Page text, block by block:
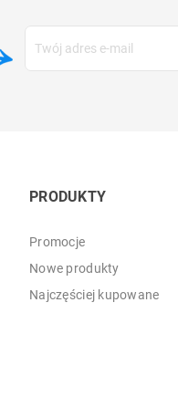
PRODUKTY
Promocje
Nowe produkty
Najczęściej kupowane